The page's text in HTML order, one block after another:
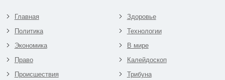
Главная
Политика
Экономика
Право
Происшествия
Здоровье
Технологии
В мире
Калейдоскоп
Трибуна